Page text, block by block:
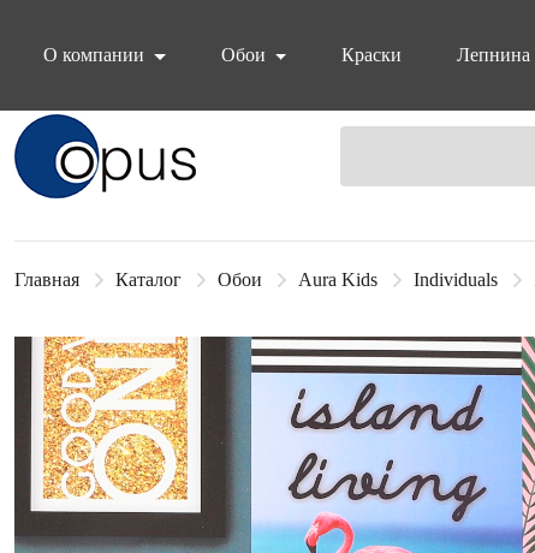
О компании
Обои Краски Лепнина
Блок поиска
Главная Каталог Обои Aura Kids Individuals